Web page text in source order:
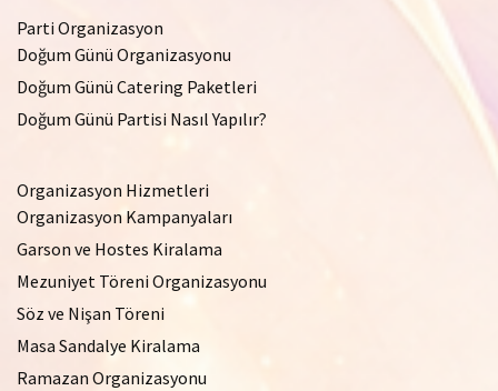
Parti Organizasyon
Doğum Günü Organizasyonu
Doğum Günü Catering Paketleri
Doğum Günü Partisi Nasıl Yapılır?
Organizasyon Hizmetleri
Organizasyon Kampanyaları
Garson ve Hostes Kiralama
Mezuniyet Töreni Organizasyonu
Söz ve Nişan Töreni
Masa Sandalye Kiralama
Ramazan Organizasyonu